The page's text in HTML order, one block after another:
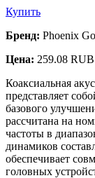
Купить
Бренд: Phoenix
Цена: 259.08 RUB
Коаксиальная
представляет
базового
рассчитана на
частоты в
динамиков
обеспечивает
головных